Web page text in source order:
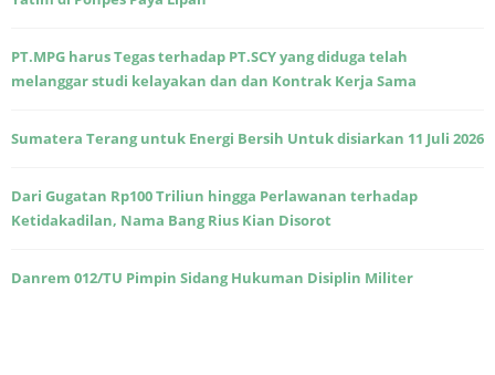
PT.MPG harus Tegas terhadap PT.SCY yang diduga telah
melanggar studi kelayakan dan dan Kontrak Kerja Sama
Sumatera Terang untuk Energi Bersih Untuk disiarkan 11 Juli 2026
Dari Gugatan Rp100 Triliun hingga Perlawanan terhadap
Ketidakadilan, Nama Bang Rius Kian Disorot
Danrem 012/TU Pimpin Sidang Hukuman Disiplin Militer